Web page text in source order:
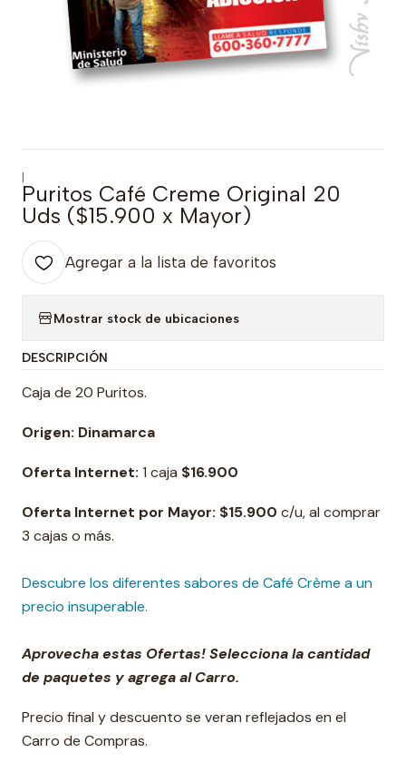
|
Puritos Café Creme Original 20
Uds ($15.900 x Mayor)
Agregar a la lista de favoritos
Mostrar stock de ubicaciones
DESCRIPCIÓN
Caja de 20 Puritos.
Origen: Dinamarca
Oferta Internet: 1 caja $16.900
Oferta Internet por Mayor: $15.900 c/u, al comprar
3 cajas o más.
Descubre los diferentes sabores de Café Crème a un
precio insuperable.
Aprovecha estas Ofertas! Selecciona la cantidad
de paquetes y agrega al Carro.
Precio final y descuento se veran reflejados en el
Carro de Compras.